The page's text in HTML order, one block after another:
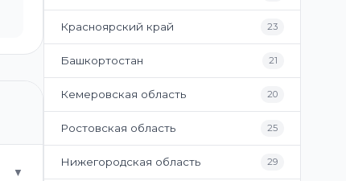
▼
Красноярский край 23
Башкортостан 21
Кемеровская область 20
Ростовская область 25
Нижегородская область 29